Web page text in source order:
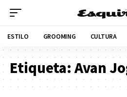
ESTILO GROOMING CULTURA
Etiqueta: Avan